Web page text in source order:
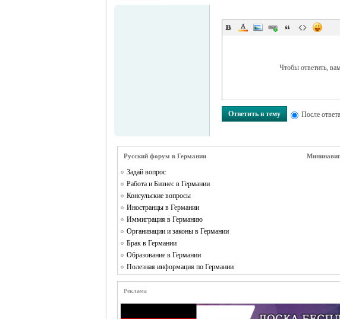
Чтобы ответить,
Ответить в тему После
Русский форум в Германии
Задай вопрос
Работа и Бизнес в Германии
Консульские вопросы
Иностранцы в Германии
Иммиграция в Германию
Организации и законы в Германии
Брак в Германии
Образование в Германии
Полезная информация по Германии
Реклама